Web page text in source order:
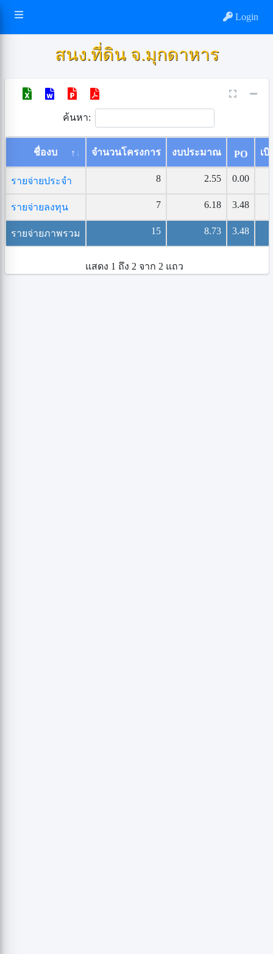
Login
สนง.ที่ดิน จ.มุกดาหาร
ค้นหา:
ชื่องบ จำนวนโครงการ งบประมาณ PO เบิ
รายจ่ายประจำ 8 2.55 0.00
รายจ่ายลงทุน 7 6.18 3.48
รายจ่ายภาพรวม 15 8.73 3.48
แสดง 1 ถึง 2 จาก 2 แถว